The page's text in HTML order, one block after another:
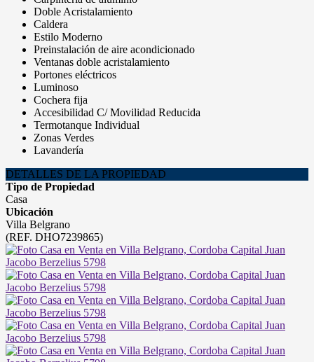
Doble Acristalamiento
Caldera
Estilo Moderno
Preinstalación de aire acondicionado
Ventanas doble acristalamiento
Portones eléctricos
Luminoso
Cochera fija
Accesibilidad C/ Movilidad Reducida
Termotanque Individual
Zonas Verdes
Lavandería
DETALLES DE LA PROPIEDAD
Tipo de Propiedad
Casa
Ubicación
Villa Belgrano
(REF. DHO7239865)